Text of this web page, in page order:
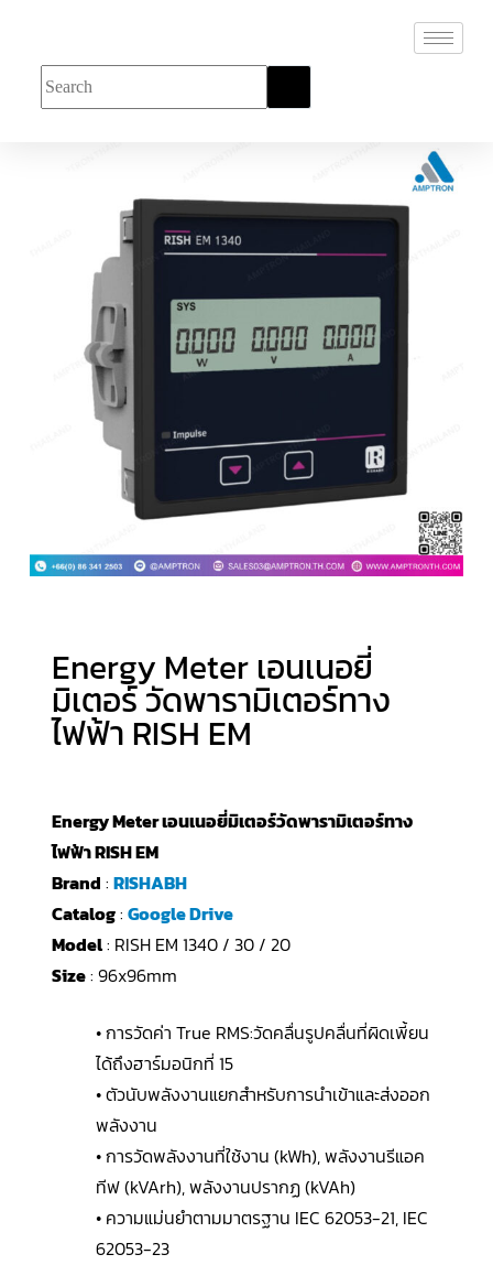
Energy Meter เอนเนอยี่
มิเตอร์ วัดพารามิเตอร์ทาง
ไฟฟ้า RISH EM
Energy Meter เอนเนอยี่มิเตอร์วัดพารามิเตอร์ทาง
ไฟฟ้า RISH EM
Brand : RISHABH
Catalog: Google Drive
Model: RISH EM 1340 / 30 / 20
Size: 96x96mm
• การวัดค่า True RMS:วัดคลื่นรูปคลื่นที่ผิดเพี้ยน
ได้ถึงฮาร์มอนิกที่ 15
• ตัวนับพลังงานแยกสำหรับการนำเข้าและส่งออก
พลังงาน
• การวัดพลังงานที่ใช้งาน (kWh), พลังงานรีแอค
ทีฟ (kVArh), พลังงานปรากฏ (kVAh)
• ความแม่นยำตามมาตรฐาน IEC 62053-21, IEC
62053-23